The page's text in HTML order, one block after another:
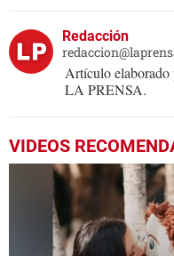
Redacción
Artículo
LA PRENSA.
VIDEOS